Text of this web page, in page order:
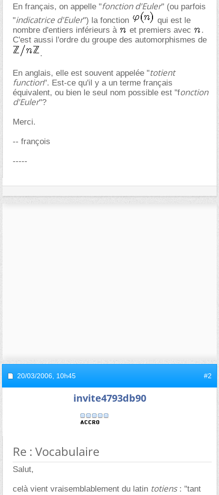
En français, on appelle "fonction d'Euler" (ou parfois
"indicatrice d'Euler") la fonction
qui est le
nombre d'entiers inférieurs à
et premiers avec
.
C'est aussi l'ordre du groupe des automorphismes de
.
En anglais, elle est souvent appelée "totient
function". Est-ce qu'il y a un terme français
équivalent, ou bien le seul nom possible est "fonction
d'Euler"?
Merci.
-- françois
-----
20/03/2006, 10h45 #2
invite4793db90
Re : Vocabulaire
Salut,
celà vient vraisemblablement du latin totiens: "tant